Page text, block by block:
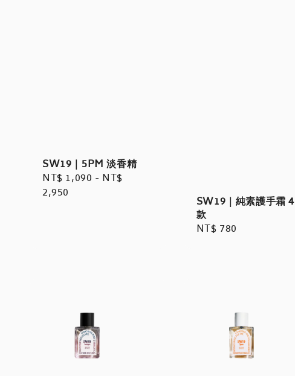
SW19｜5PM 淡香精
Regular
price
NT$ 1,090 - NT$
2,950
SW19｜純素護手霜 4
款
Regular
NT$ 780